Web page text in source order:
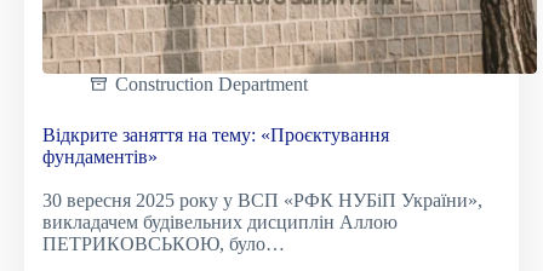
Construction Department
Відкрите заняття на тему: «Проєктування
фундаментів»
30 вересня 2025 року у ВСП «РФК НУБіП України»,
викладачем будівельних дисциплін Аллою
ПЕТРИКОВСЬКОЮ, було…